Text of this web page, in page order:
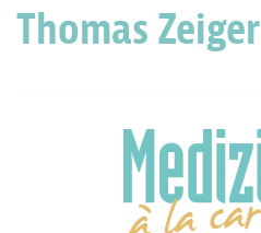
Thomas Zeiger